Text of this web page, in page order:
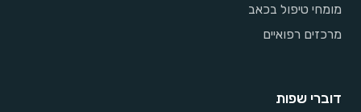
מומחי טיפול בכאב
מרכזים רפואיים
דוברי שפות